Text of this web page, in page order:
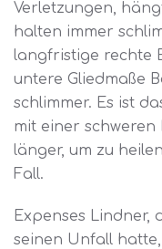
Verletzungen,
halten immer
langfristige rechte
untere Gliedmaße
schlimmer. Es ist
mit einer
länger, um zu
Fall.
Expenses Lindner,
seinen Unfall